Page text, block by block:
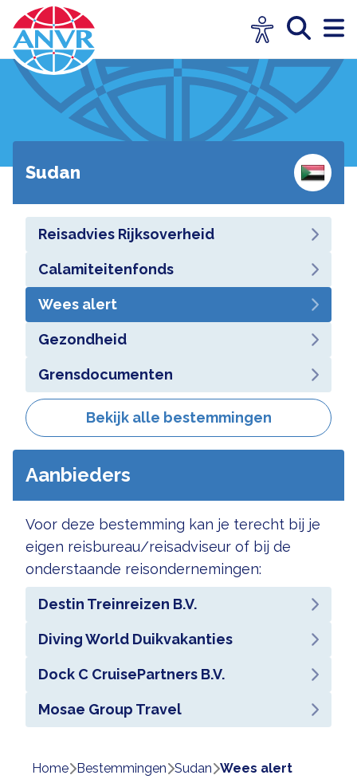
Sudan
Reisadvies Rijksoverheid
Calamiteitenfonds
Wees alert
Gezondheid
Grensdocumenten
Bekijk alle bestemmingen
Aanbieders
Voor deze bestemming kan je terecht bij je
eigen reisbureau/reisadviseur of bij de
onderstaande reisondernemingen:
Destin Treinreizen B.V.
Diving World Duikvakanties
Dock C CruisePartners B.V.
Mosae Group Travel
Home bestemmingen sudan wees alert